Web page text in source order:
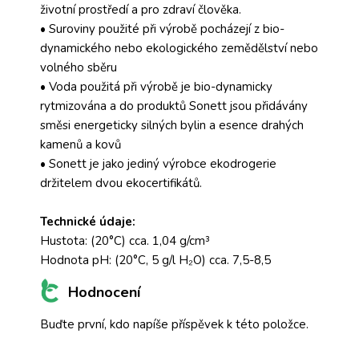
životní prostředí a pro zdraví člověka.
• Suroviny použité při výrobě pocházejí z bio-
dynamického nebo ekologického zemědělství nebo
volného sběru
• Voda použitá při výrobě je bio-dynamicky
rytmizována a do produktů Sonett jsou přidávány
směsi energeticky silných bylin a esence drahých
kamenů a kovů
• Sonett je jako jediný výrobce ekodrogerie
držitelem dvou ekocertifikátů.
Technické údaje:
Hustota: (20°C) cca. 1,04 g/cm³
Hodnota pH: (20°C, 5 g/l H₂O) cca. 7,5-8,5
Hodnocení
Buďte první, kdo napíše příspěvek k této položce.